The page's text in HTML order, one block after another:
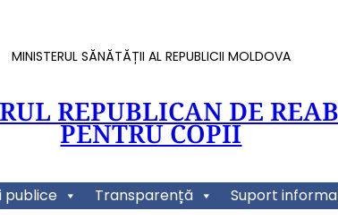
MINISTERUL SĂNĂTĂȚII AL REPUBLICII MOLDOVA
REPUBLICAN DE
PENTRU COPII
publice Transparență Suport